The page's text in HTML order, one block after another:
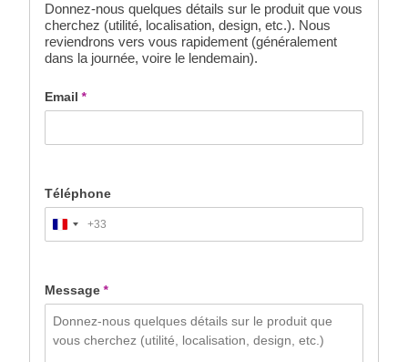
Donnez-nous quelques détails sur le produit que vous
cherchez (utilité, localisation, design, etc.). Nous
reviendrons vers vous rapidement (généralement
dans la journée, voire le lendemain).
Email *
Téléphone
France
+33
+33
Message*